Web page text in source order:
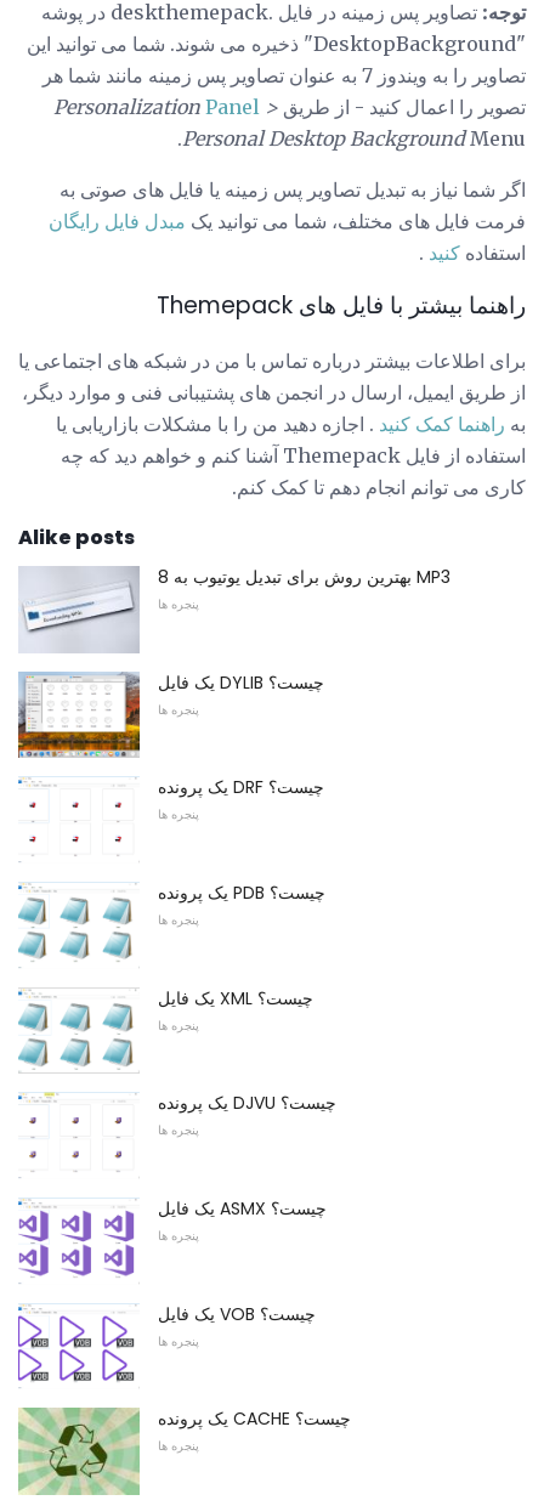
توجه:
تصاویر پس زمینه در فایل .deskthemepack در پوشه
"DesktopBackground" ذخیره می شوند. شما می توانید این
تصاویر را به ویندوز 7 به عنوان تصاویر پس زمینه مانند شما هر
تصویر را اعمال کنید - از طریق
Personalization Panel >
Personal Desktop BackgroundMenu.
اگر شما نیاز به تبدیل تصاویر پس زمینه یا فایل های صوتی به
فرمت فایل های مختلف، شما می توانید یک مبدل فایل رایگان
استفاده کنید .
راهنما بیشتر با فایل های Themepack
برای اطلاعات بیشتر درباره تماس با من در شبکه های اجتماعی یا
از طریق ایمیل، ارسال در انجمن های پشتیبانی فنی و موارد دیگر،
به راهنما کمک کنید . اجازه دهید من را با مشکلات بازاریابی یا
استفاده از فایل Themepack آشنا کنم و خواهم دید که چه
کاری می توانم انجام دهم تا کمک کنم.
Alike posts
8 بهترین روش برای تبدیل یوتیوب به MP3
پنجره ها
یک فایل DYLIB چیست؟
پنجره ها
یک پرونده DRF چیست؟
پنجره ها
یک پرونده PDB چیست؟
پنجره ها
یک فایل XML چیست؟
پنجره ها
یک پرونده DJVU چیست؟
پنجره ها
یک فایل ASMX چیست؟
پنجره ها
یک فایل VOB چیست؟
پنجره ها
یک پرونده CACHE چیست؟
پنجره ها